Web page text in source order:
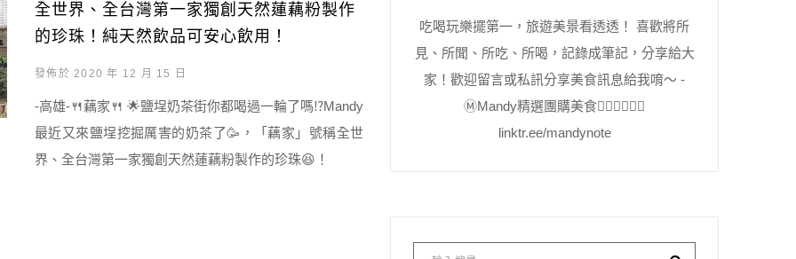
全世界、全台灣第一家獨創天然蓮藕粉製作
的珍珠！純天然飲品可安心飲用！
發佈於 2020 年 12 月 15 日
-高雄-🍴藕家🍴 🌟鹽埕奶茶街你都喝過一輪了嗎⁉️Mandy
最近又來鹽埕挖掘厲害的奶茶了🥳，「藕家」號稱全世
界、全台灣第一家獨創天然蓮藕粉製作的珍珠😆！
吃喝玩樂擺第一，旅遊美景看透透！ 喜歡將所
見、所聞、所吃、所喝，記錄成筆記，分享給大
家！歡迎留言或私訊分享美食訊息給我唷～ -
Ⓜ️Mandy精選團購美食👇🏻👇🏻👇🏻
linktr.ee/mandynote